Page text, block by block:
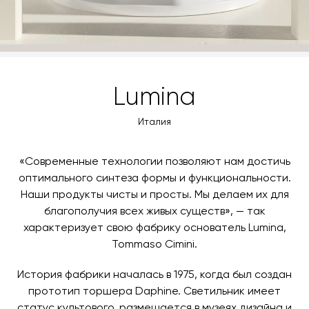
Lumina
Италия
«Современные технологии позволяют нам достичь
оптимального синтеза формы и функциональности.
Наши продукты чисты и просты. Мы делаем их для
благополучия всех живых существ», — так
характеризует свою фабрику основатель Lumina,
Tommaso Cimini.
История фабрики началась в 1975, когда был создан
прототип торшера Daphine. Светильник имеет